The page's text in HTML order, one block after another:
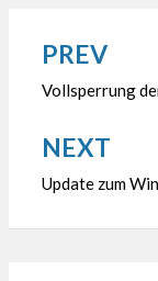
PREV
Vollsperrung
NEXT
Update zum